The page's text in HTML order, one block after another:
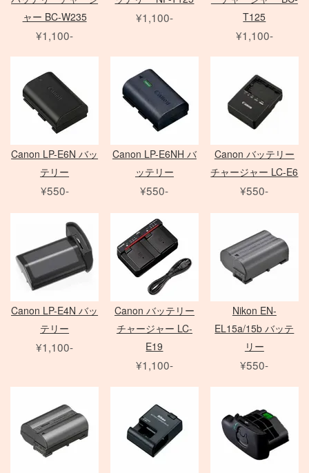
メモリーカード各種
バッテリーグリップ
動画撮影用アクセサリ
撮影補助アクセサリ
その他カメラ
PC用 ケーブル
PC用 変換アダプタ
映像出力用 ケーブル
映像出力用 変換アダプタ
レリーズ
Sony Lens
FE 単焦点レンズ
FE ズームレンズ
アクセサリ
EF Mount Lens
Sigma 単焦点レンズ
Sigma ズームレンズ
Laowa 単焦点レンズ
オールド AFレンズ
アクセサリ
FUJIFILM GFX
アクセサリ
Film Camera / Lens
クラシックカメラ専門 姉妹店「スプール」
中判 在庫リスト
大判 在庫リスト
ハスキー三脚
Other Brands
一脚・三脚
雲台・他
スタビライザー
ND フィルター
PL フィルター
クローズアップ
ソフトフィルター
クロスフィルター
その他のフィルター
ND フィルター
PL フィルター
CROMOFILTER
ヘッド
（ACタイプ）
モノブロック
（バッテリータイプ）
クリップオン
オパライト
ソフトボックス
アンブレラ
アクセサリ
COMET
電源部
ヘッド
モノブロック
アクセサリ
ARRI
Profoto
Phottix
ASTERA
DEDOLIGHT
Fotodiox
KINO FLO
Litepanels
Other Brand
LED用バッテリー
HMI
DEDOLIGHT
アクセサリ
Avenger
Other Brand
Manfrotto
Avenger
Others
オートポール
スクリムジム
ライトパネル
布/フレーム/他
フラッグ各種
フレーム
打ち枝
発電機/他
発電機
送風機
暖房
ャー BC-W235
¥1,100-
¥1,100-
T125
¥1,100-
Canon LP-E6N バッ
テリー
¥550-
Canon LP-E6NH バ
ッテリー
¥550-
Canon バッテリー
チャージャー LC-E6
¥550-
Canon LP-E4N バッ
テリー
¥1,100-
Canon バッテリー
チャージャー LC-
E19
¥1,100-
Nikon EN-
EL15a/15b バッテ
リー
¥550-